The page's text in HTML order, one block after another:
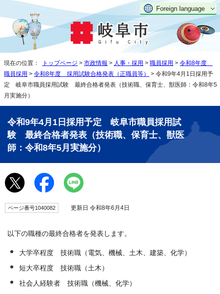
Foreign language
現在の位置： トップページ > 市政情報 > 人事・採用 > 職員採用 > 令和8年度
職員採用 > 令和8年度 採用試験合格発表（正職員等）
> 令和9年4月1日採用予
定 岐阜市職員採用試験 最終合格者発表（技術職、保育士、獣医師：令和8年5
月実施分）
令和9年4月1日採用予定 岐阜市職員採用試
験 最終合格者発表（技術職、保育士、獣医
師：令和8年5月実施分）
ページ番号1040082 更新日 令和8年6月4日
以下の職種の最終合格者を発表します。
大学卒程度 技術職（電気、機械、土木、建築、化学）
短大卒程度 技術職（土木）
社会人経験者 技術職（機械、化学）